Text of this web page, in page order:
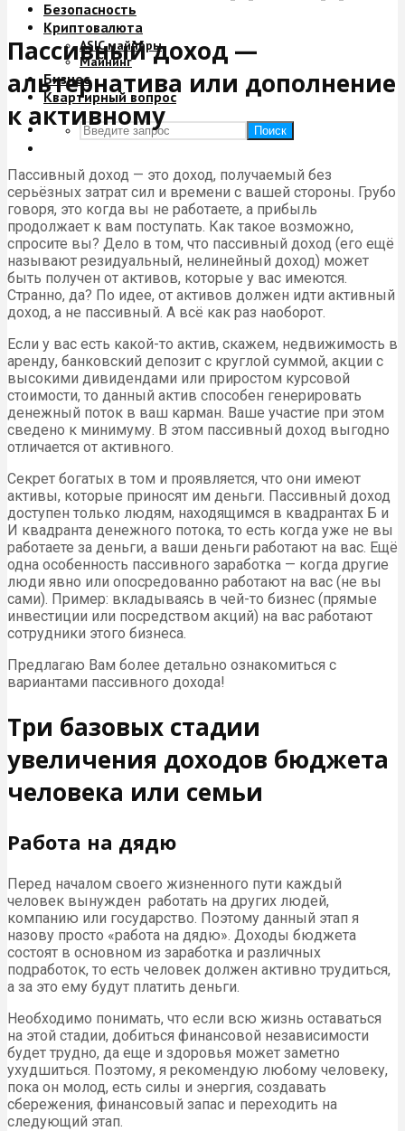
Безопасность
Криптовалюта
ASIC майнеры
Майнинг
Бизнес
Квартирный вопрос
Поиск
Пассивный доход —
альтернатива или дополнение
к активному
Пассивный доход — это доход, получаемый без
серьёзных затрат сил и времени с вашей стороны. Грубо
говоря, это когда вы не работаете, а прибыль
продолжает к вам поступать. Как такое возможно,
спросите вы? Дело в том, что пассивный доход (его ещё
называют резидуальный, нелинейный доход) может
быть получен от активов, которые у вас имеются.
Странно, да? По идее, от активов должен идти активный
доход, а не пассивный. А всё как раз наоборот.
Если у вас есть какой-то актив, скажем, недвижимость в
аренду, банковский депозит с круглой суммой, акции с
высокими дивидендами или приростом курсовой
стоимости, то данный актив способен генерировать
денежный поток в ваш карман. Ваше участие при этом
сведено к минимуму. В этом пассивный доход выгодно
отличается от активного.
Секрет богатых в том и проявляется, что они имеют
активы, которые приносят им деньги. Пассивный доход
доступен только людям, находящимся в квадрантах Б и
И квадранта денежного потока, то есть когда уже не вы
работаете за деньги, а ваши деньги работают на вас. Ещё
одна особенность пассивного заработка — когда другие
люди явно или опосредованно работают на вас (не вы
сами). Пример: вкладываясь в чей-то бизнес (прямые
инвестиции или посредством акций) на вас работают
сотрудники этого бизнеса.
Предлагаю Вам более детально ознакомиться с
вариантами пассивного дохода!
Три базовых стадии
увеличения доходов бюджета
человека или семьи
Работа на дядю
Перед началом своего жизненного пути каждый
человек вынужден работать на других людей,
компанию или государство. Поэтому данный этап я
назову просто «работа на дядю». Доходы бюджета
состоят в основном из заработка и различных
подработок, то есть человек должен активно трудиться,
а за это ему будут платить деньги.
Необходимо понимать, что если всю жизнь оставаться
на этой стадии, добиться финансовой независимости
будет трудно, да еще и здоровья может заметно
ухудшиться. Поэтому, я рекомендую любому человеку,
пока он молод, есть силы и энергия, создавать
сбережения, финансовый запас и переходить на
следующий этап.